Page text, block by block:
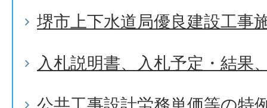
堺市上下水道局優良建設工事
入札説明書、入札予定・結果